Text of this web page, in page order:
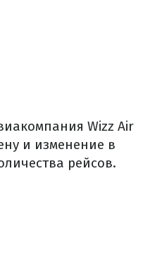
Wizz Air
и изменение в
рейсов.